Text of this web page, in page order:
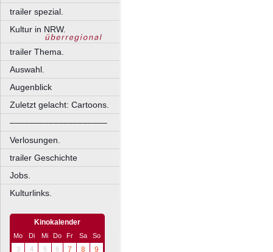
trailer spezial.
Kultur in NRW.
trailer Thema.
Auswahl.
Augenblick
Zuletzt gelacht: Cartoons.
––––––––––––––––––––
Verlosungen.
trailer Geschichte
Jobs.
Kulturlinks.
Kinokalender
Mo Di Mi Do Fr Sa
So
3
4 5 6 7 8
9